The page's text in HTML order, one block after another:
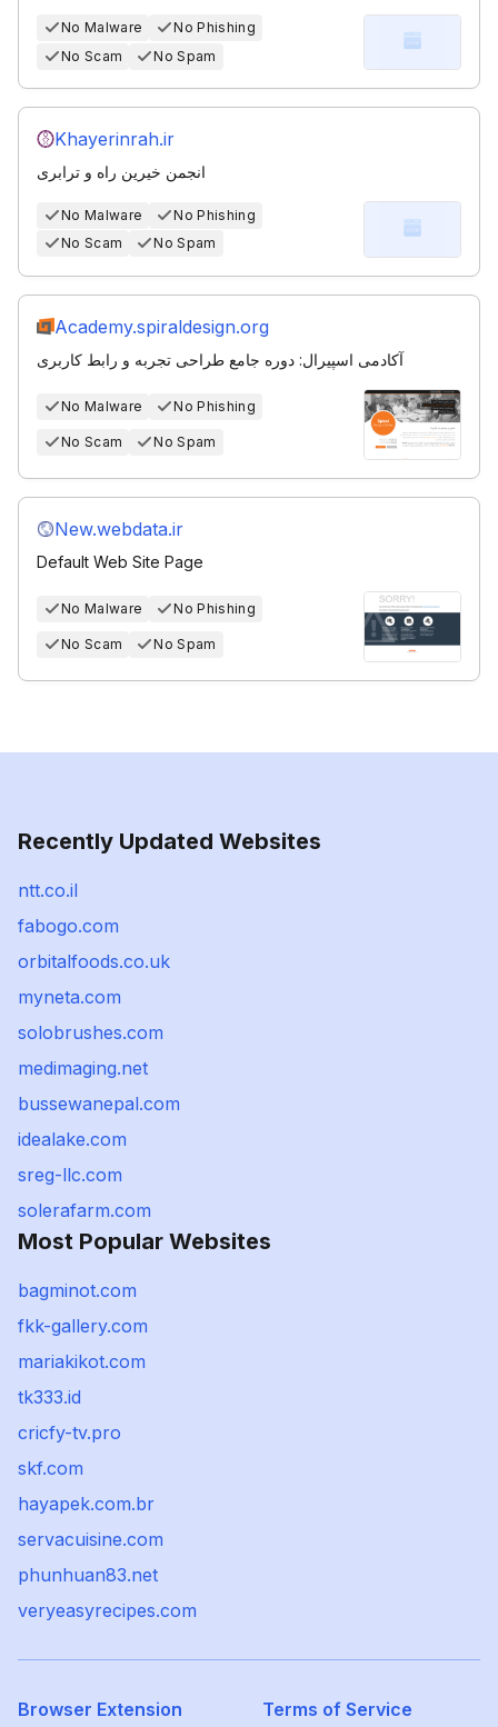
No Malware
No Phishing
No Scam
No Spam
Khayerinrah.ir
انجمن خیرین راه و ترابری
No Malware
No Phishing
No Scam
No Spam
Academy.spiraldesign.org
آکادمی اسپیرال: دوره جامع طراحی تجربه و رابط کاربری
No Malware No Phishing
No Scam No Spam
New.webdata.ir
Default Web Site Page
No Malware No Phishing
No Scam No Spam
Recently Updated Websites
ntt.co.il
fabogo.com
orbitalfoods.co.uk
myneta.com
solobrushes.com
medimaging.net
bussewanepal.com
idealake.com
sreg-llc.com
solerafarm.com
Most Popular Websites
bagminot.com
fkk-gallery.com
mariakikot.com
tk333.id
cricfy-tv.pro
skf.com
hayapek.com.br
servacuisine.com
phunhuan83.net
veryeasyrecipes.com
Browser Extension Terms of Service